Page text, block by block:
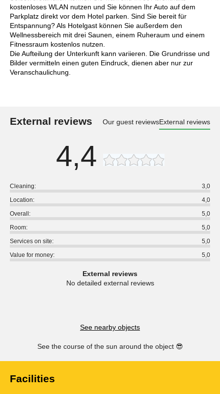
kostenloses WLAN nutzen und Sie können Ihr Auto auf dem
Parkplatz direkt vor dem Hotel parken. Sind Sie bereit für
Entspannung? Als Hotelgast können Sie außerdem den
Wellnessbereich mit drei Saunen, einem Ruheraum und einem
Fitnessraum kostenlos nutzen.
Die Aufteilung der Unterkunft kann variieren. Die Grundrisse und
Bilder vermitteln einen guten Eindruck, dienen aber nur zur
Veranschaulichung.
External reviews Our guest reviewsExternal reviews
4,4
Cleaning:
3,0
Location:
4,0
Overall:
5,0
Room:
5,0
Services on site:
5,0
Value for money:
5,0
External reviews
No detailed external reviews
See nearby objects
See the course of the sun around the object 😎
Facilities